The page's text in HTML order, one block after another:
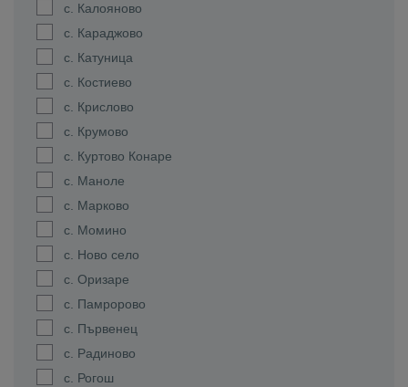
с. Калояново
с. Караджово
с. Катуница
с. Костиево
с. Крислово
с. Крумово
с. Куртово Конаре
с. Маноле
с. Марково
с. Момино
с. Ново село
с. Оризаре
с. Памророво
с. Първенец
с. Радиново
с. Рогош